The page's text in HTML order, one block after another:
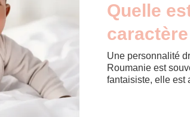
Quelle
Une personnalité
Roumanie est
fantaisiste, elle est